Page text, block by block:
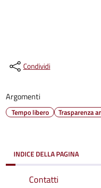
Condividi
Argomenti
Tempo libero Trasparenza
INDICE DELLA PAGINA
Contatti